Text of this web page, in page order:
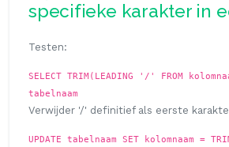
specifieke karakter in
Testen:
SELECT TRIM(LEADING '/' FROM
tabelnaam
Verwijder '/' definitief als eerste
UPDATE tabelnaam SET kolomnaam =